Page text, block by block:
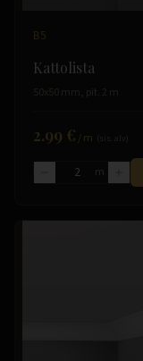
B5
Kattolista
50x50 mm, pit. 2 m
2.99 € /m
m